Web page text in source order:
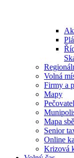
Volná
Firmy a
Mapy
Mapa
Senior
Online
Krizová